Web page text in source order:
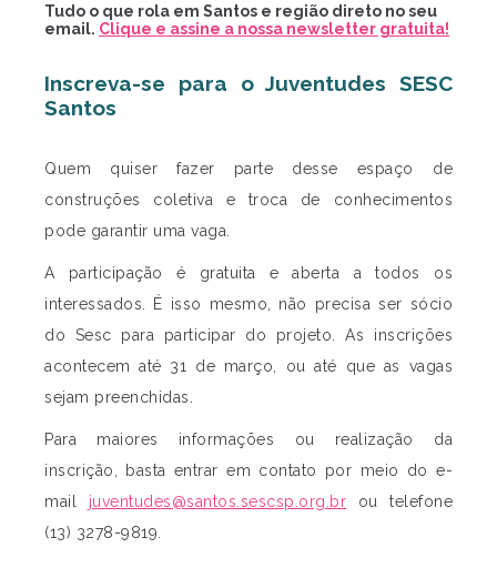
Tudo o que rola em Santos e região direto no seu
email. Clique e assine a nossa newsletter gratuita!
Inscreva-se para o Juventudes SESC
Santos
Quem quiser fazer parte desse espaço de
construções coletiva e troca de conhecimentos
pode garantir uma vaga.
A participação é gratuita e aberta a todos os
interessados. É isso mesmo, não precisa ser sócio
do Sesc para participar do projeto. As inscrições
acontecem até 31 de março, ou até que as vagas
sejam preenchidas.
Para maiores informações ou realização da
inscrição, basta entrar em contato por meio do e-
mail juventudes@santos.sescsp.org.br ou telefone
(13) 3278-9819.